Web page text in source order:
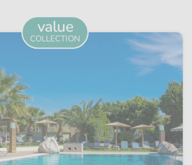
value
COLLECTION